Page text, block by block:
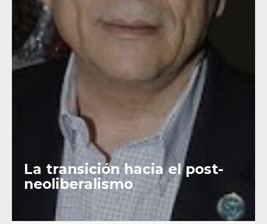
La transición hacia el post-
neoliberalismo